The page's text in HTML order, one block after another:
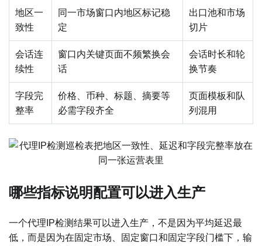
地区一
致性
同一市场窗口内地区标记稳
定
出口池和市场
切片
会话连
续性
窗口内关键页面不频繁换会
话
会话时长和轮
换节奏
字段完
整率
价格、币种、标题、摘要等
必需字段齐全
页面模板和队
列混用
哪些指标说明配置可以进入生产
一个代理IP检测结果可以进入生产，不是因为平均延迟最
低，而是因为在固定市场、固定窗口和固定字段门槛下，输